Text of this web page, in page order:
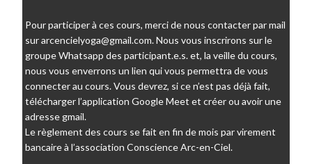
Pour participer à ces cours, merci de nous contacter par mail
sur arcencielyoga@gmail.com. Nous vous inscrirons sur le
groupe Whatsapp des participant.e.s. et, la veille du cours,
nous vous enverrons un lien qui vous permettra de vous
connecter au cours. Vous devrez, si ce n’est pas déjà fait,
télécharger l’application Google Meet et créer ou avoir une
adresse gmail.
Le règlement des cours se fait en fin de mois par virement
bancaire à l’association Conscience Arc-en-Ciel.